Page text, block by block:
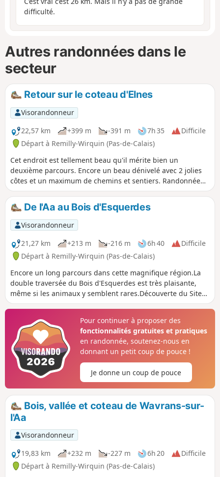
difficulté.
Autres randonnées dans le
secteur
Retour sur le coteau d'Elnes
Visorandonneur
22,57 km
+399 m -391 m 7h 35
Difficile
Départ à Remilly-Wirquin (Pas-de-Calais)
Cet endroit est tellement beau qu'il mérite bien un
deuxième parcours. Encore un beau dénivelé avec 2 jolies
côtes et un maximum de chemins et sentiers. Randonnée
difficile par temps sec et très difficile en période humide.
De l'Aa au Bois d'Esquerdes
Visorandonneur
21,27 km
+213 m -216 m 6h 40
Difficile
Départ à Remilly-Wirquin (Pas-de-Calais)
Encore un long parcours dans cette magnifique région.La
double traversée du Bois d'Esquerdes est très plaisante,
même si les animaux y semblent rares.Découverte du Site
de la Cartoucherie.
Pour continuer à proposer des
fonctionnalités gratuites et pratiques
en randonnée, soutenez-nous en
donnant un petit coup de pouce !
Je donne un coup de pouce
Bois, vallée et coteau de Wavrans-sur-
l'Aa
Visorandonneur
19,83 km
+232 m -227 m 6h 20
Difficile
Départ à Remilly-Wirquin (Pas-de-Calais)